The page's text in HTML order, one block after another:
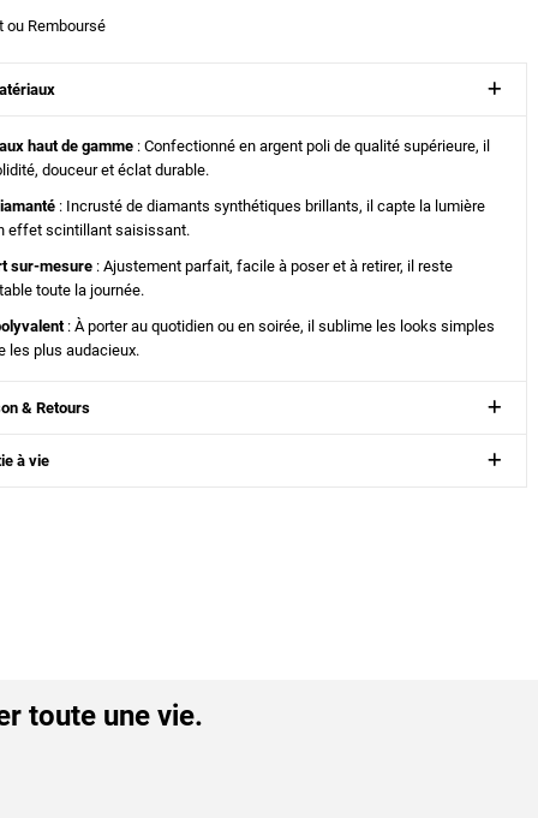
Remboursé
haut de gamme : Confectionné en argent poli de qualité supérieure, il
douceur et éclat durable.
: Incrusté de diamants synthétiques brillants, il capte la lumière
effet scintillant saisissant.
sur-mesure : Ajustement parfait, facile à poser et à retirer, il reste
toute la journée.
: À porter au quotidien ou en soirée, il sublime les looks simples
les plus audacieux.
& Retours
à vie
toute une vie.